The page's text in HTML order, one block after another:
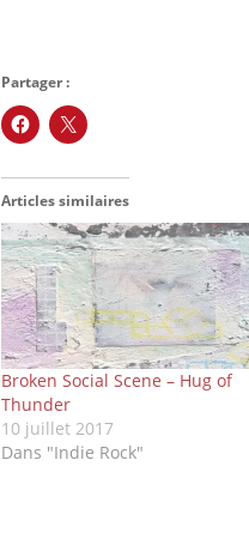
Partager :
Articles similaires
Broken Social Scene – Hug of
Thunder
10 juillet 2017
Dans "Indie Rock"